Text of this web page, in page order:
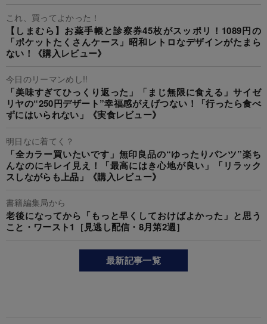
これ、買ってよかった！
【しまむら】お薬手帳と診察券45枚がスッポリ！1089円の
「ポケットたくさんケース」昭和レトロなデザインがたまら
ない！《購入レビュー》
今日のリーマンめし!!
「美味すぎてひっくり返った」「まじ無限に食える」サイゼ
リヤの“250円デザート”幸福感がえげつない！「行ったら食べ
ずにはいられない」《実食レビュー》
明日なに着てく？
「全カラー買いたいです」無印良品の“ゆったりパンツ”楽ち
んなのにキレイ見え！「最高にはき心地が良い」「リラック
スしながらも上品」《購入レビュー》
書籍編集局から
老後になってから「もっと早くしておけばよかった」と思う
こと・ワースト1［見逃し配信・8月第2週］
最新記事一覧